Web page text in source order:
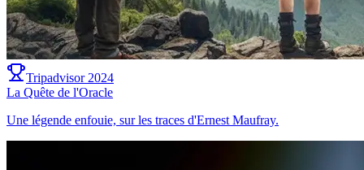
Tripadvisor 2024
La Quête de l'Oracle
Une légende enfouie, sur les traces d'Ernest Maufray.